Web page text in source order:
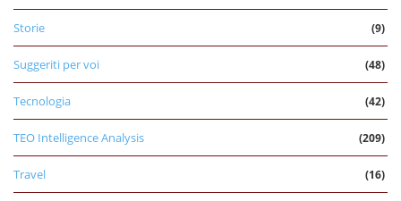
Storie (9)
Suggeriti per voi (48)
Tecnologia (42)
TEO Intelligence Analysis (209)
Travel (16)